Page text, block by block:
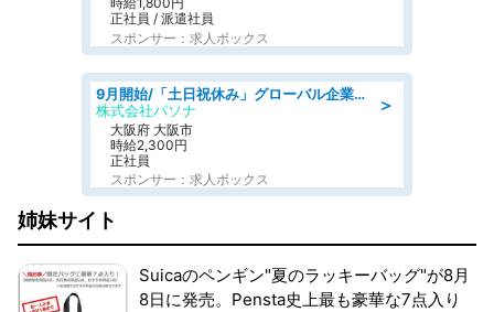
正社員 / 派遣社員
スポンサー：求人ボックス
＞
9月開始/「土日祝休み」グローバル企業での産業保健のお仕事/保健師/高時給/残業なし/服装自由
株式会社パソナ
大阪府 大阪市
時給2,300円
正社員
スポンサー：求人ボックス
姉妹サイト
Suicaのペンギン"夏のラッキーバッグ"が8月
8日に発売。Pensta史上最も豪華な7点入り